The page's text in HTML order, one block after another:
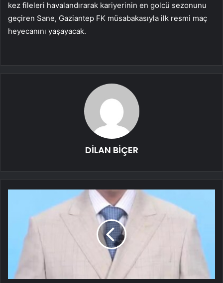
kez fileleri havalandırarak kariyerinin en golcü sezonunu
geçiren Sane, Gaziantep FK müsabakasıyla ilk resmi maç
heyecanını yaşayacak.
DİLAN BİÇER